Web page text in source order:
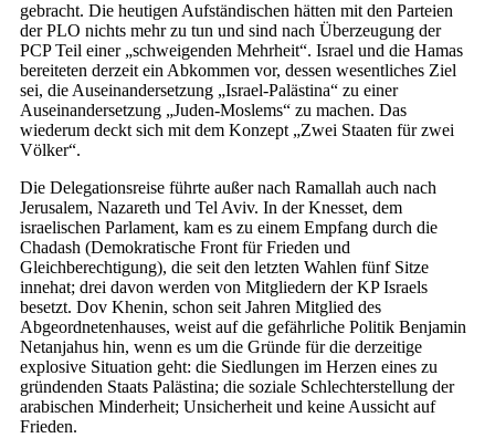
gebracht. Die heutigen Aufständischen hätten mit den Parteien
der PLO nichts mehr zu tun und sind nach Überzeugung der
PCP Teil einer „schweigenden Mehrheit“. Israel und die Hamas
bereiteten derzeit ein Abkommen vor, dessen wesentliches Ziel
sei, die Auseinandersetzung „Israel-Palästina“ zu einer
Auseinandersetzung „Juden-Moslems“ zu machen. Das
wiederum deckt sich mit dem Konzept „Zwei Staaten für zwei
Völker“.
Die Delegationsreise führte außer nach Ramallah auch nach
Jerusalem, Nazareth und Tel Aviv. In der Knesset, dem
israelischen Parlament, kam es zu einem Empfang durch die
Chadash (Demokratische Front für Frieden und
Gleichberechtigung), die seit den letzten Wahlen fünf Sitze
innehat; drei davon werden von Mitgliedern der KP Israels
besetzt. Dov Khenin, schon seit Jahren Mitglied des
Abgeordnetenhauses, weist auf die gefährliche Politik Benjamin
Netanjahus hin, wenn es um die Gründe für die derzeitige
explosive Situation geht: die Siedlungen im Herzen eines zu
gründenden Staats Palästina; die soziale Schlechterstellung der
arabischen Minderheit; Unsicherheit und keine Aussicht auf
Frieden.